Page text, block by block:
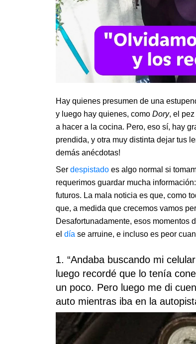
Hay quienes presumen de una
y luego hay quienes, como Dory, el pez
a hacer a la cocina. Pero, eso sí, hay
prendida, y otra muy distinta dejar tus
demás anécdotas!
Ser despistado es algo normal si
requerimos guardar mucha
futuros. La mala noticia es que, como
que, a medida que crecemos vamos
Desafortunadamente, esos momentos
el día se arruine, e incluso es peor
1. “Andaba buscando mi
luego recordé que lo tenía
un poco. Pero luego me di
auto mientras iba en la